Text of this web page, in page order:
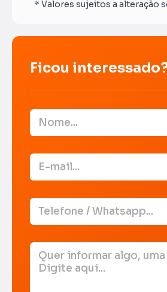
* Valores sujeitos a alteração
Ficou